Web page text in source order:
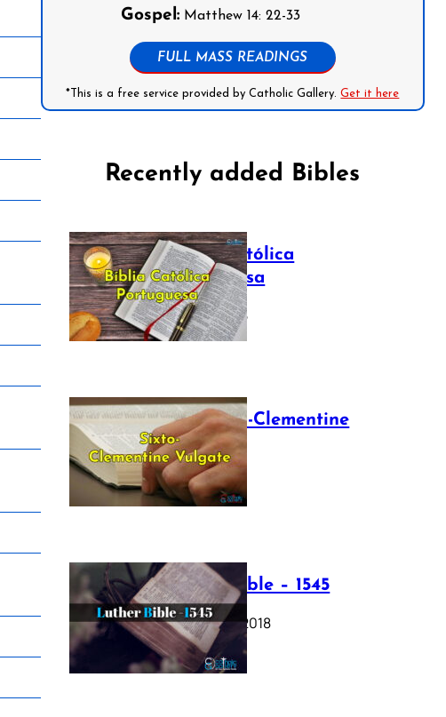
Gospel:Matthew 14: 22-33
FULL MASS READINGS
*This is a free service provided by Catholic Gallery.Get it here
Recently added Bibles
Bíblia Católica
Portuguesa
July 16, 2025
The Sixto-Clementine
Vulgate
July 12, 2025
Luther Bible – 1545
October 17, 2018